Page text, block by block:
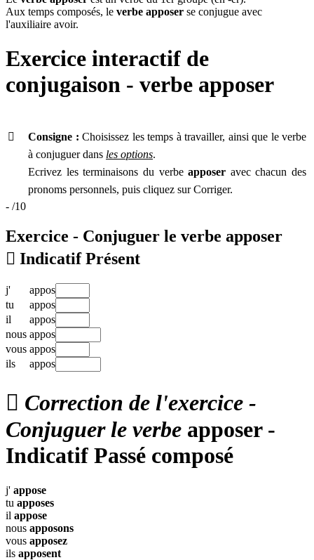
Aux temps composés, le verbe apposer se conjugue avec
l'auxiliaire avoir.
Exercice interactif de
conjugaison - verbe apposer
 Consigne : Choisissez les temps à travailler, ainsi que le verbe
à conjuguer dans les options.
Ecrivez les terminaisons du verbeapposer avec chacun des
pronoms personnels, puis cliquez sur Corriger.
- /10
Exercice - Conjuguer le verbe apposer
 Indicatif Présent
j'
appos
tu
appos
il
appos
nous appos
vous appos
ils
appos
 Correction de l'exercice -
Conjuguer le verbe apposer -
Indicatif Passé composé
j' appose
tu apposes
il appose
nous apposons
vous apposez
ils apposent